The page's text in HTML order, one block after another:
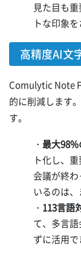
見た目も
トな印象
高精度AI文
Comulytic Note
的に削減します
す。
・ 最大
ト化し、
会議が終
いるのは、
・ 113言語
て、多言
ずに活用で